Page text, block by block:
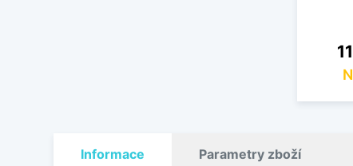
Informace Parametry zboží